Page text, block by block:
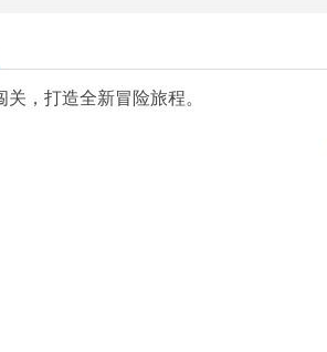
关，打造全新冒险旅程。